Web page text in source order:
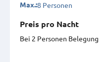
Max.:8 Personen
Preis pro Nacht
Bei 2 Personen Belegung